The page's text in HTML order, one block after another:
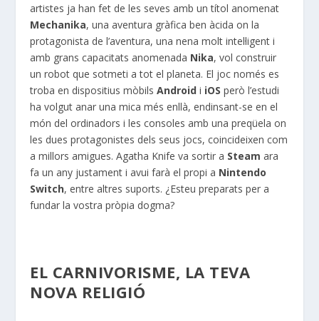
artistes ja han fet de les seves amb un títol anomenat
Mechanika, una aventura gràfica ben àcida on la
protagonista de l’aventura, una nena molt intel·ligent i
amb grans capacitats anomenada Nika, vol construir
un robot que sotmeti a tot el planeta. El joc només es
troba en dispositius mòbilsAndroid i iOS però l’estudi
ha volgut anar una mica més enllà, endinsant-se en el
món del ordinadors i les consoles amb una preqüela on
les dues protagonistes dels seus jocs, coincideixen com
a millors amigues. Agatha Knife va sortir a Steam ara
fa un any justament i avui farà el propi a Nintendo
Switch, entre altres suports. ¿Esteu preparats per a
fundar la vostra pròpia dogma?
EL CARNIVORISME, LA TEVA
NOVA RELIGIÓ